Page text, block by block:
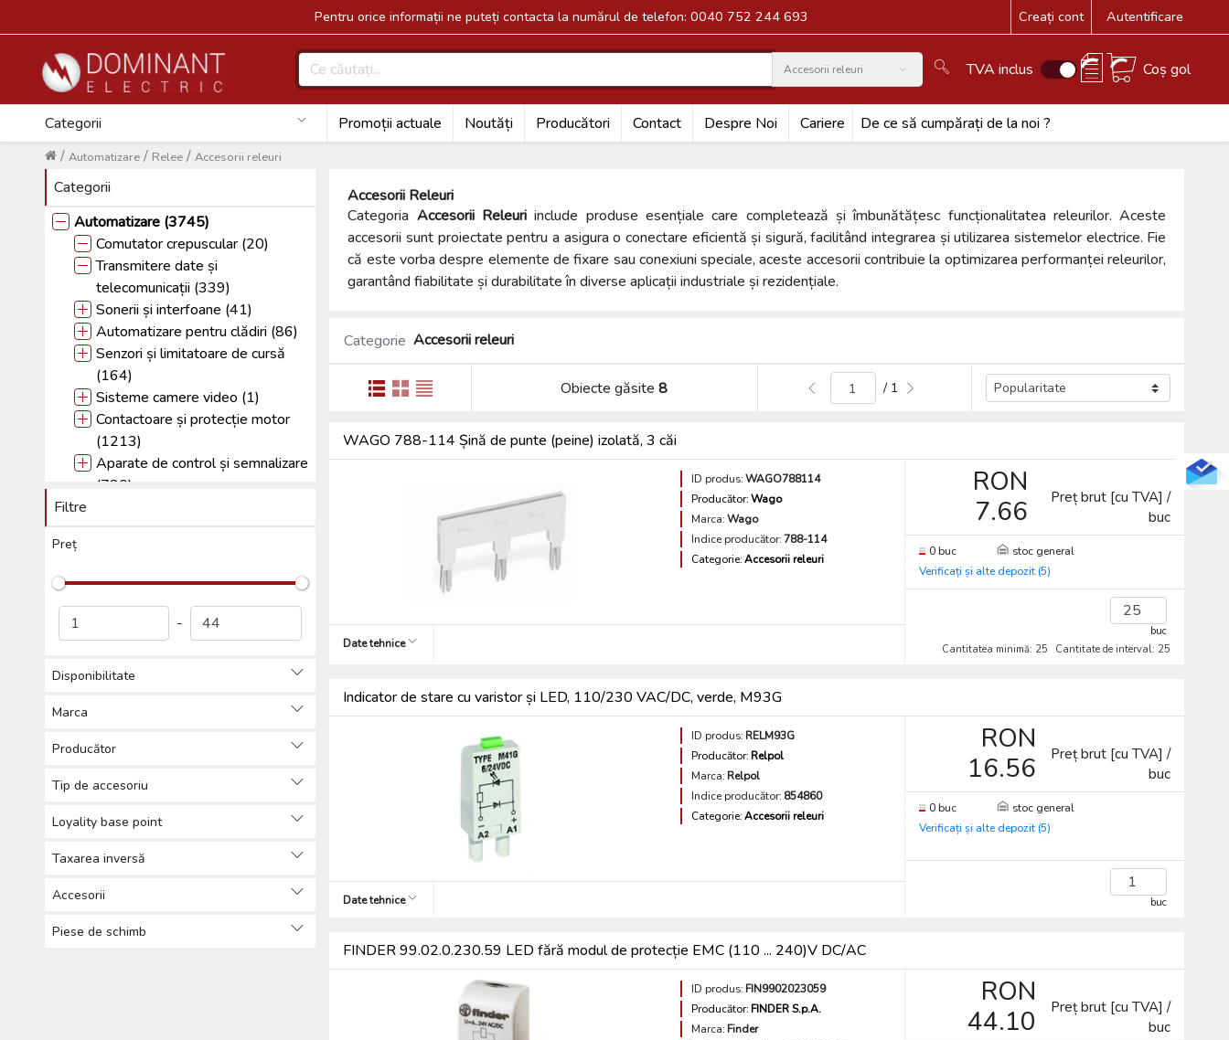
Pentru orice informații ne puteți contacta la numărul de telefon: 0040 752 244 693 Creați cont Autentificare
Accesorii releuri
Search TVA inclus Coș gol
Categorii Promoții actuale Noutăți Producători Contact Despre Noi Cariere De ce să cumpărați de la noi ?
Accesorii releuri
/
Relee
/
Automatizare
/
Categorii
Automatizare (3745)
Comutator crepuscular (20)
Transmitere date și
telecomunicații (339)
Sonerii și interfoane (41)
Automatizare pentru clădiri (86)
Senzori și limitatoare de cursă
(164)
Sisteme camere video (1)
Contactoare și protecție motor
(1213)
Aparate de control și semnalizare
(720)
(358)
Relee de supraveghere (22)
Releu de monitorizare a fazei
Relee de nivel pentru lichide
Relee de timp (43)
Relee solid state (37)
Alte accesorii relee (27)
Accesorii releuri (8)
Sirene (22)
Alte produse de automatizare
Filtre
Preț
-
Disponibilitate
Marca
Producător
Tip de accesoriu
Loyality base point
Taxarea inversă
Accesorii
Piese de schimb
Accesorii Releuri
Categoria Accesorii Releuriinclude produse esențiale care completează și îmbunătățesc funcționalitatea releurilor. Aceste
accesorii sunt proiectate pentru a asigura o conectare eficientă și sigură, facilitând integrarea și utilizarea sistemelor electrice. Fie
că este vorba despre elemente de fixare sau conexiuni speciale, aceste accesorii contribuie la optimizarea performanței releurilor,
garantând fiabilitate și durabilitate în diverse aplicații industriale și rezidențiale.
Categorie Accesorii releuri
Obiecte găsite 8 / 1
WAGO 788-114 Șină de punte (peine) izolată, 3 căi
ID produs: WAGO788114
Producător: Wago
Marca: Wago
Indice producător: 788-114
Categorie: Accesorii releuri
Date tehnice
RON
7.66
Preț brut [cu TVA] /
buc
0 buc
stoc general
Verificați și alte depozit (5)
buc
Cantitatea minimă: 25
Cantitate de interval: 25
Indicator de stare cu varistor și LED, 110/230 VAC/DC, verde, M93G
ID produs: RELM93G
Producător: Relpol
Marca: Relpol
Indice producător: 854860
Categorie: Accesorii releuri
Date tehnice
RON
16.56
Preț brut [cu TVA] /
buc
0 buc
stoc general
Verificați și alte depozit (5)
buc
FINDER 99.02.0.230.59 LED fără modul de protecție EMC (110 ... 240)V DC/AC
ID produs: FIN9902023059
Producător: FINDER S.p.A.
Marca: Finder
RON
44.10
Preț brut [cu TVA] /
buc